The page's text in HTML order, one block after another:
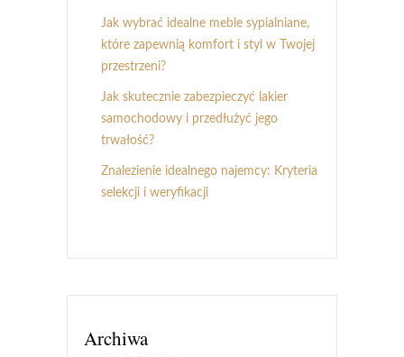
Jak wybrać idealne meble sypialniane,
które zapewnią komfort i styl w Twojej
przestrzeni?
Jak skutecznie zabezpieczyć lakier
samochodowy i przedłużyć jego
trwałość?
Znalezienie idealnego najemcy: Kryteria
selekcji i weryfikacji
Archiwa